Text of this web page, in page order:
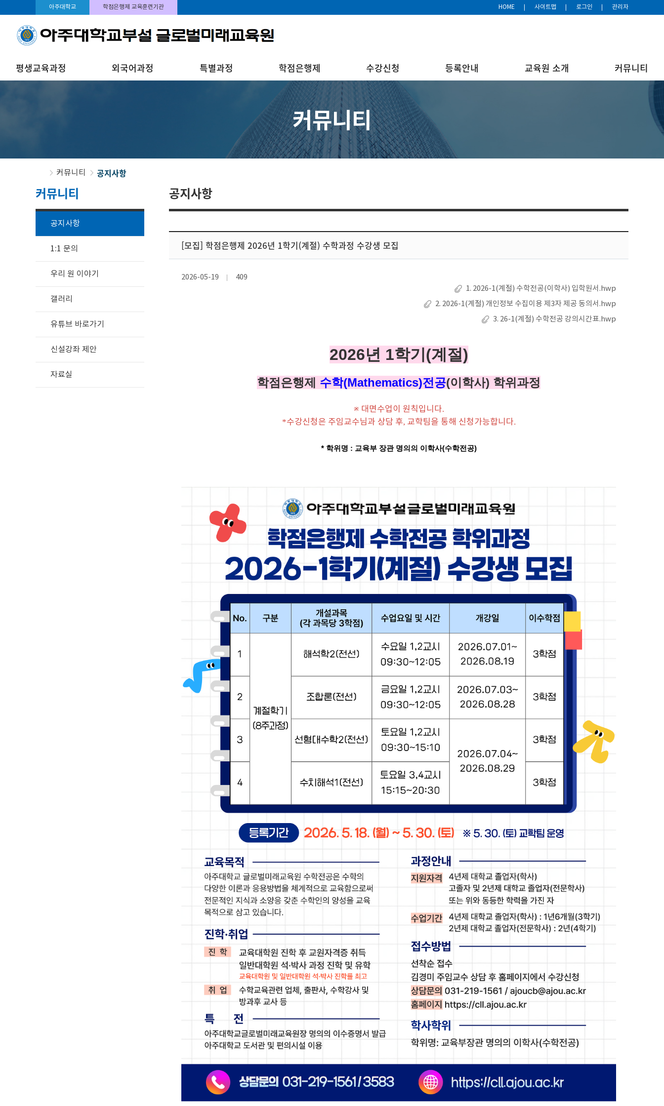
아주대학교 학점은행제 교육훈련기관 HOME 사이트맵 로그인 관리자
평생교육과정 외국어과정 특별과정 학점은행제 수강신청 등록안내 교육원 소개 커뮤니티
커뮤니티
커뮤니티 공지사항
커뮤니티
공지사항
1:1 문의
우리 원 이야기
갤러리
유튜브 바로가기
신설강좌 제안
자료실
공지사항
[모집] 학점은행제 2026년 1학기(계절) 수학과정 수강생 모집
2026-05-19
409
1. 2026-1(계절) 수학전공(이학사) 입학원서.hwp
2. 2026-1(계절) 개인정보 수집이용 제3자 제공 동의서.hwp
3. 26-1(계절) 수학전공 강의시간표.hwp
2026년 1학기(계절)
학점은행제 수학(Mathematics)전공(이학사) 학위과정
※ 대면수업이 원칙입니다.
*수강신청은 주임교수님과 상담 후, 교학팀을 통해 신청가능합니다.
* 학위명 : 교육부 장관 명의의 이학사(수학전공)